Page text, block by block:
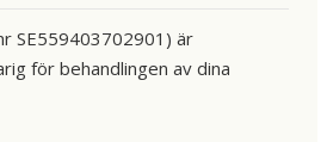
SE559403702901) är
för behandlingen av dina